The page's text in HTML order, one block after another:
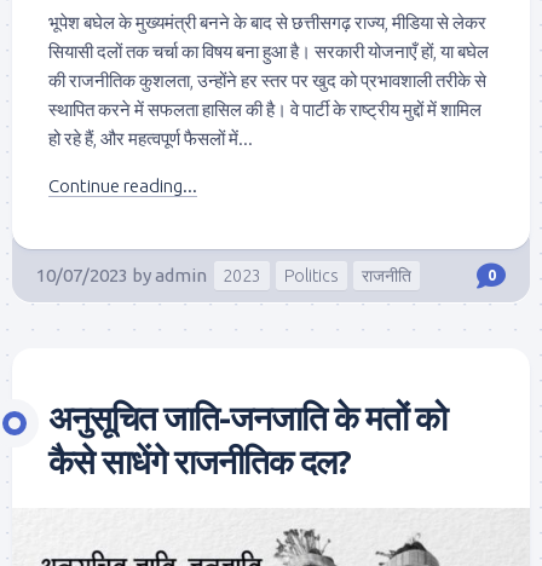
भूपेश बघेल के मुख्यमंत्री बनने के बाद से छत्तीसगढ़ राज्य, मीडिया से लेकर
सियासी दलों तक चर्चा का विषय बना हुआ है। सरकारी योजनाएँ हों, या बघेल
की राजनीतिक कुशलता, उन्होंने हर स्तर पर खुद को प्रभावशाली तरीके से
स्थापित करने में सफलता हासिल की है। वे पार्टी के राष्ट्रीय मुद्दों में शामिल
हो रहे हैं, और महत्वपूर्ण फैसलों में...
Continue reading...
10/07/2023 byadmin 2023 Politics राजनीति 0
अनुसूचित जाति-जनजाति के मतों को
कैसे साधेंगे राजनीतिक दल?